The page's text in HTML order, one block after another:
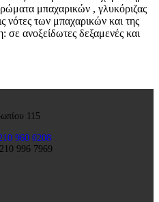
μπαχαρικών , γλυκόριζας
νότες των μπαχαρικών και της
ανοξείδωτες δεξαμενές και
115
960 0208
996 7969